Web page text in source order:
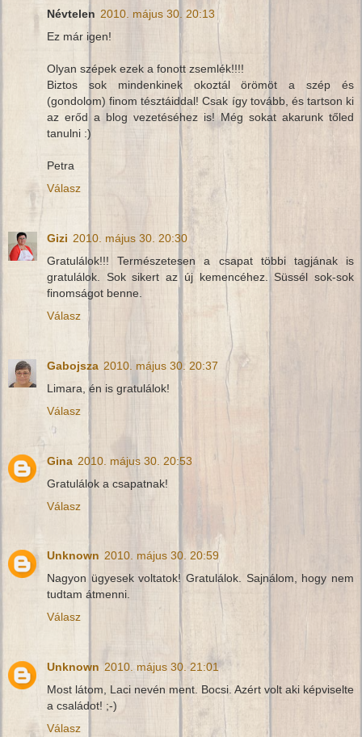
Névtelen 2010. május 30. 20:13
Ez már igen!
Olyan szépek ezek a fonott zsemlék!!!!
Biztos sok mindenkinek okoztál örömöt a szép és
(gondolom) finom tésztáiddal! Csak így tovább, és tartson ki
az erőd a blog vezetéséhez is! Még sokat akarunk tőled
tanulni :)
Petra
Válasz
Gizi 2010. május 30. 20:30
Gratulálok!!! Természetesen a csapat többi tagjának is
gratulálok. Sok sikert az új kemencéhez. Süssél sok-sok
finomságot benne.
Válasz
Gabojsza 2010. május 30. 20:37
Limara, én is gratulálok!
Válasz
Gina 2010. május 30. 20:53
Gratulálok a csapatnak!
Válasz
Unknown 2010. május 30. 20:59
Nagyon ügyesek voltatok! Gratulálok. Sajnálom, hogy nem
tudtam átmenni.
Válasz
Unknown 2010. május 30. 21:01
Most látom, Laci nevén ment. Bocsi. Azért volt aki képviselte
a családot! ;-)
Válasz